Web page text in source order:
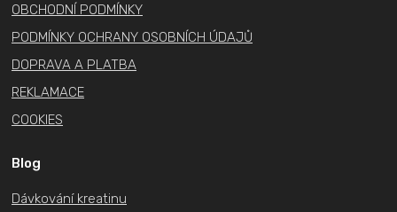
OBCHODNÍ PODMÍNKY
PODMÍNKY OCHRANY OSOBNÍCH ÚDAJŮ
DOPRAVA A PLATBA
REKLAMACE
COOKIES
Blog
Dávkování kreatinu